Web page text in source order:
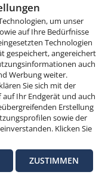
Datenschutz-Einstellungen
um unser
auf Ihre Bedürfnisse
Technologien
gespeichert, angereichert
auch
Werbung weiter.
Sie sich mit der
Ihr Endgerät und auch
Erstellung
sowie der
Klicken Sie
Klicken Sie auf
zu erteilen.
Datenschutz-
ZUSTIMMEN